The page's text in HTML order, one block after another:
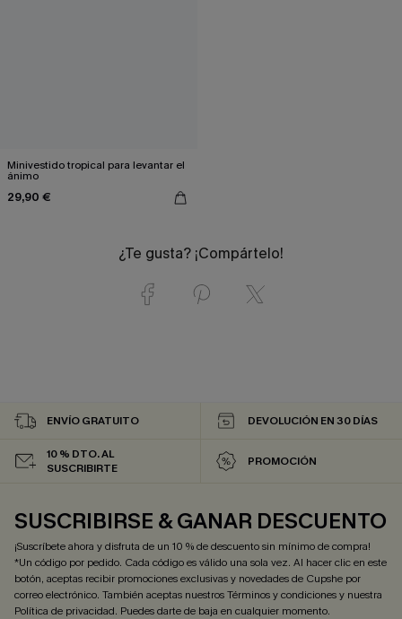
Minivestido tropical para levantar el
ánimo
29,90 €
¿Te gusta? ¡Compártelo!
ENVÍO GRATUITO DEVOLUCIÓN EN 30 DÍAS
10 % DTO. AL
SUSCRIBIRTE
PROMOCIÓN
SUSCRIBIRSE & GANAR DESCUENTO
¡Suscríbete ahora y disfruta de un 10 % de descuento sin mínimo de compra!
*Un código por pedido. Cada código es válido una sola vez. Al hacer clic en este
botón, aceptas recibir promociones exclusivas y novedades de Cupshe por
correo electrónico. También aceptas nuestrosTérminos y condicionesy nuestra
Política de privacidad. Puedes darte de baja en cualquier momento.